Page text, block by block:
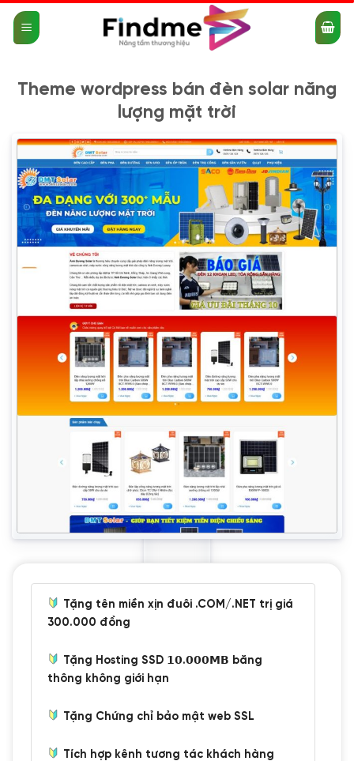
qua
nội
Theme wordpress bán đèn solar năng
lượng mặt trời
Tặng tên miền xịn đuôi .COM/.NET trị giá
300.000 đồng
Tặng Hosting SSD 𝟭𝟬.𝟬𝟬𝟬𝗠𝗕 băng
thông không giới hạn
Tặng Chứng chỉ bảo mật web SSL
Tích hợp kênh tương tác khách hàng